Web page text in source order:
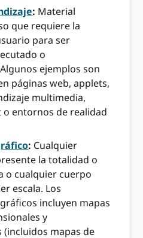
: Material
que requiere la
para ser
o
ejemplos son
páginas web, applets,
multimedia,
o entornos de realidad
: Cualquier
la totalidad o
o cualquier cuerpo
escala. Los
incluyen mapas
y
mapas de